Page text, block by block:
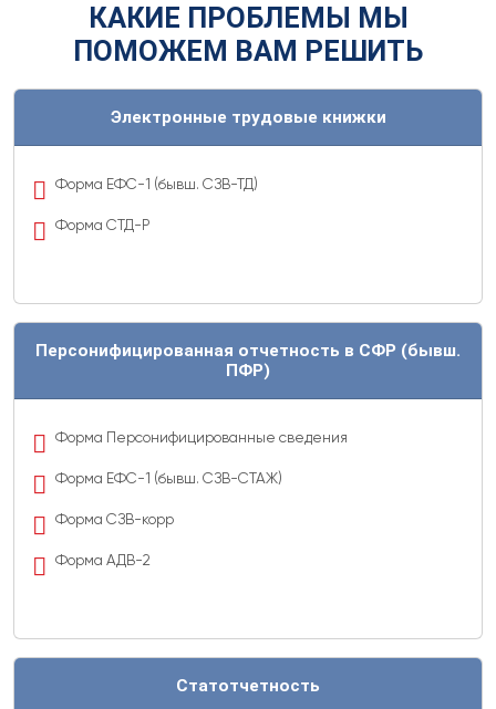
КАКИЕ ПРОБЛЕМЫ МЫ
ПОМОЖЕМ ВАМ РЕШИТЬ
Электронные трудовые книжки
Форма ЕФС-1 (бывш. СЗВ-ТД)
Форма СТД-Р
Персонифицированная отчетность в СФР (бывш.
ПФР)
Форма Персонифицированные сведения
Форма ЕФС-1 (бывш. СЗВ-СТАЖ)
Форма СЗВ-корр
Форма АДВ-2
Статотчетность